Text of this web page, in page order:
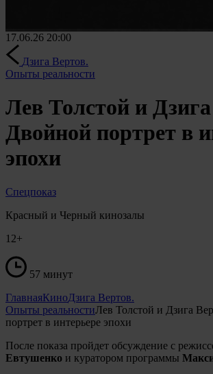
17.06.26 20:00
Дзига Вертов.
Опыты реальности
Лев Толстой и
Двойной портрет в
эпохи
Спецпоказ
Красный и Черный кинозалы
12+
57 минут
ГлавнаяКиноДзига Вертов.
Опыты реальностиЛев Толстой и Дзига
портрет в интерьере эпохи
После показа пройдет обсуждение с
Евтушенко и куратором программы